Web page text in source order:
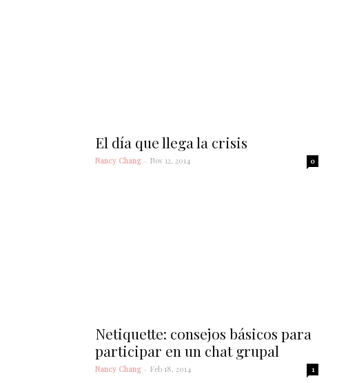
El día que llega la crisis
Nancy Chang - Nov 12, 2014 0
Netiquette: consejos básicos para
participar en un chat grupal
Nancy Chang - Feb 18, 2014 1